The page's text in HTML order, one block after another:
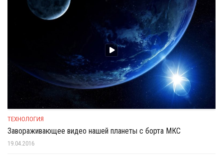
ТЕХНОЛОГИЯ
Завораживающее видео нашей планеты с борта МКС
19.04.2016